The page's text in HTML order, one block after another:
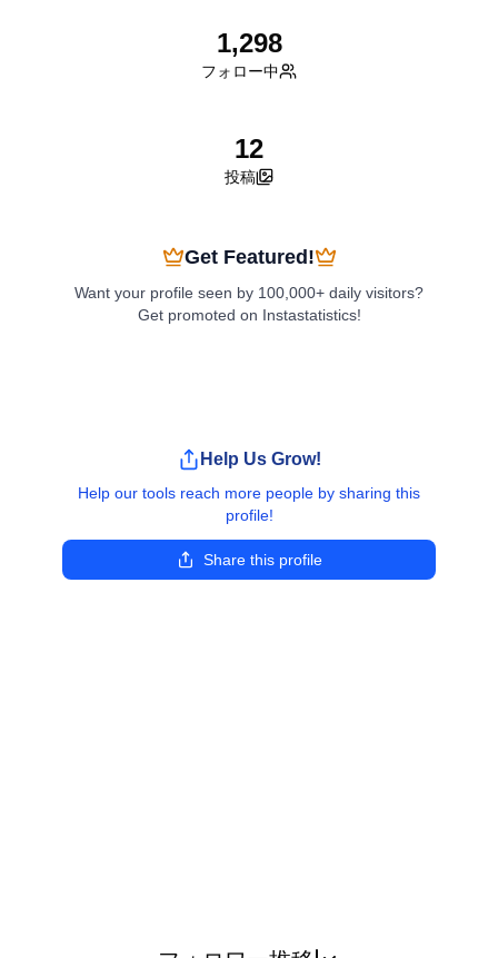
1,298
フォロー中
12
投稿
Get Featured!
Want your profile seen by 100,000+ daily visitors?
Get promoted on Instastatistics!
Help Us Grow!
Help our tools reach more people by sharing this
profile!
Share this profile